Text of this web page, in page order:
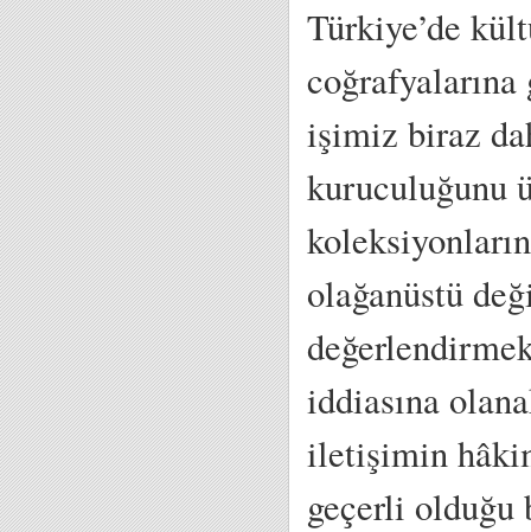
Türkiye’de
işimiz biraz
kuruculuğunu
olağanüstü
iddiasına
iletişimin
geçerli olduğu